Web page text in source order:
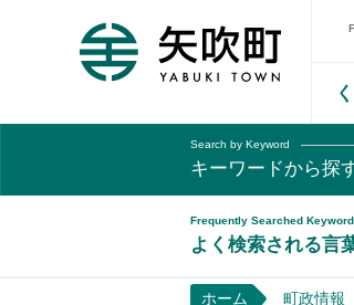
矢吹町
Search by Keyword
キーワードから探
Frequently Searched Keyword
よく検索される言
ホーム 町政情報